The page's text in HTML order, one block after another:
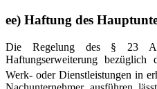
ee) Haftung des
Die Regelung des § 23
Haftungserweiterung bezüglich
Werk- oder Dienstleistungen in